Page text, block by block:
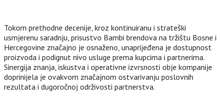
Tokom prethodne decenije, kroz kontinuiranu i strateški
usmjerenu saradnju, prisustvo Bambi brendova na tržištu Bosne i
Hercegovine značajno je osnaženo, unaprijeđena je dostupnost
proizvoda i podignut nivo usluge prema kupcima i partnerima.
Sinergija znanja, iskustva i operativne izvrsnosti obje kompanije
doprinijela je ovakvom značajnom ostvarivanju poslovnih
rezultata i dugoročnoj održivosti partnerstva.